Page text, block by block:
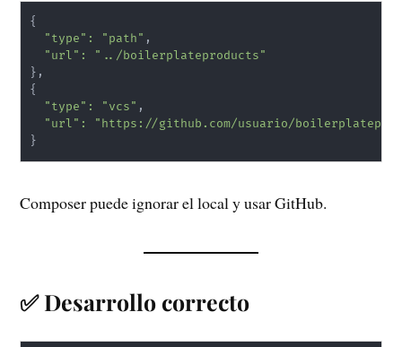
{
"type" : "path" ,
"url" :
"../boilerplateproducts"
}
{
"type" : "vcs" ,
"url" :
"https://github.com/usuario/
}
Composer puede ignorar el local y usar GitHub.
✅ Desarrollo correcto